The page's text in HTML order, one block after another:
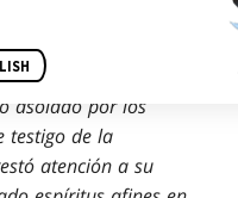
asolado por los
testigo de la
atención a su